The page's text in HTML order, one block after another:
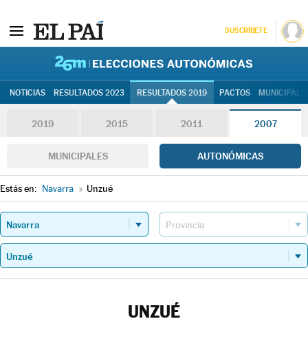
SUSCRÍBETE
NOTICIAS RESULTADOS 2023 RESULTADOS 2019 PACTOS
2019 2015 2011 2007
MUNICIPALES AUTONÓMICAS
Estás en: Navarra » Unzué
UNZUÉ